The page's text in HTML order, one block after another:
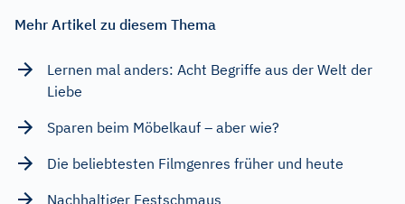
Mehr Artikel zu diesem Thema
Lernen mal anders: Acht Begriffe aus der Welt der
Liebe
Sparen beim Möbelkauf – aber wie?
Die beliebtesten Filmgenres früher und heute
Nachhaltiger Festschmaus